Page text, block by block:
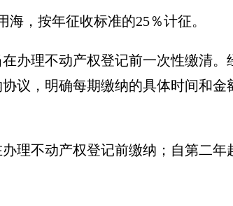
海，按年征收标准的25％计征。
办理不动产权登记前一次性缴清。
议，明确每期缴纳的具体时间和金
理不动产权登记前缴纳；自第二年